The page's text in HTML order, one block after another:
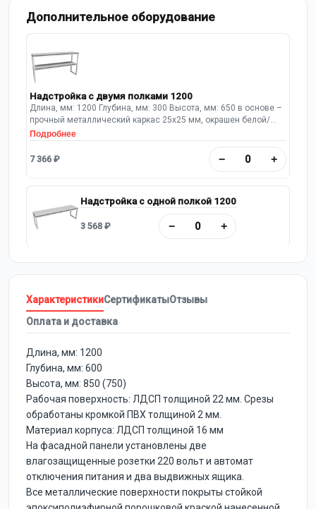
Дополнительное оборудование
Надстройка с двумя полками 1200
Длина, мм: 1200 Глубина, мм: 300 Высота, мм: 650 в основе –
прочный металлический каркас 25х25 мм, окрашен белой/
серой полимерной порошковой краской; Полки из ЛДСП
толщиной 16 мм Надстройка имеет 2 полки вариант
исполнения – пристенный или островной.
Подробнее
7 366 ₽ − +
Надстройка с одной полкой 1200
3 568 ₽ − +
ХарактеристикиСертификатыОтзывы
Оплата и доставка
Длина, мм: 1200
Глубина, мм: 600
Высота, мм: 850 (750)
Рабочая поверхность: ЛДСП толщиной 22 мм. Срезы
обработаны кромкой ПВХ толщиной 2 мм.
Материал корпуса: ЛДСП толщиной 16 мм
На фасадной панели установлены две
влагозащищенные розетки 220 вольт и автомат
отключения питания и два выдвижных ящика.
Все металлические поверхности покрыты стойкой